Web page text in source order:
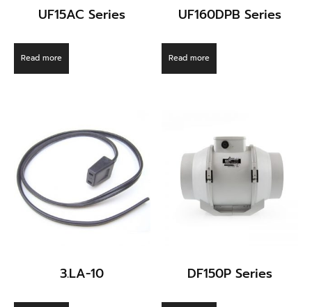
UF15AC Series
Read more
UF160DPB Series
Read more
3.LA-10 DF150P Series